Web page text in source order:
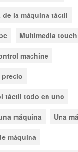
de la máquina táctil
Multimedia
machine
táctil todo en uno
máquina Una
máquina